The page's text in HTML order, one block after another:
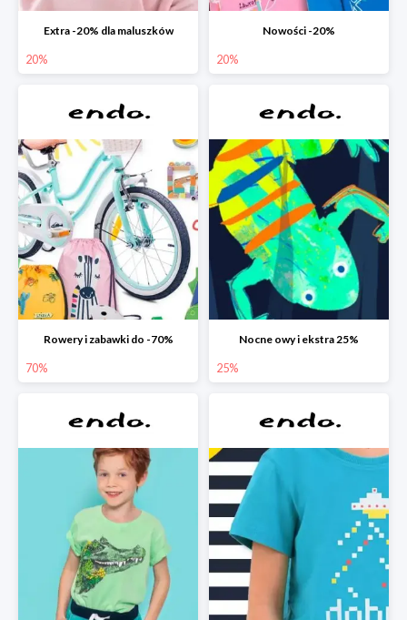
Extra -20% dla maluszków
20%
Nowości -20%
20%
Rowery i zabawki do -70%
70%
Nocne owy i ekstra 25%
25%